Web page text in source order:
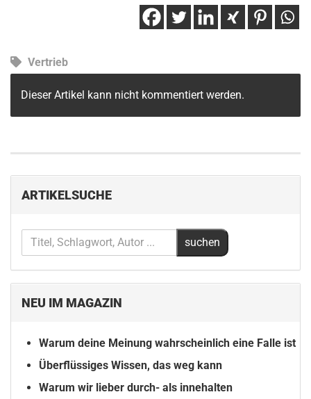
Vertrieb
Dieser Artikel kann nicht kommentiert werden.
ARTIKELSUCHE
NEU IM MAGAZIN
Warum deine Meinung wahrscheinlich eine Falle ist
Überflüssiges Wissen, das weg kann
Warum wir lieber durch- als innehalten